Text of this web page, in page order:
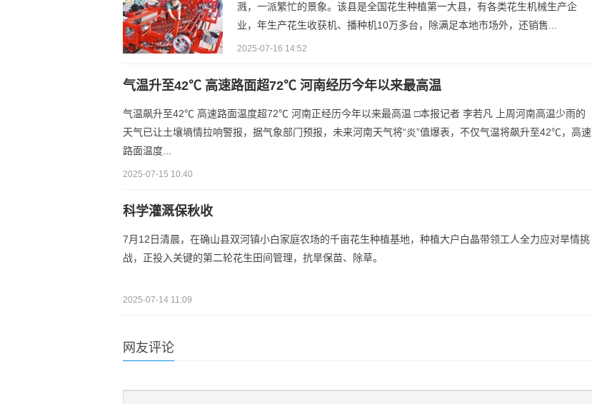
溅，一派繁忙的景象。该县是全国花生种植第一大县，有各类花生机械生产企
业，年生产花生收获机、播种机10万多台，除满足本地市场外，还销售...
2025-07-16 14:52
气温升至42℃ 高速路面超72℃ 河南经历今年以来最高温
气温飙升至42℃ 高速路面温度超72℃ 河南正经历今年以来最高温 □本报记者 李若凡 上周河南高温少雨的
天气已让土壤墒情拉响警报，据气象部门预报，未来河南天气将“炎”值爆表，不仅气温将飙升至42℃，高速
路面温度...
2025-07-15 10:40
科学灌溉保秋收
7月12日清晨，在确山县双河镇小白家庭农场的千亩花生种植基地，种植大户白晶带领工人全力应对旱情挑
战，正投入关键的第二轮花生田间管理，抗旱保苗、除草。
2025-07-14 11:09
网友评论